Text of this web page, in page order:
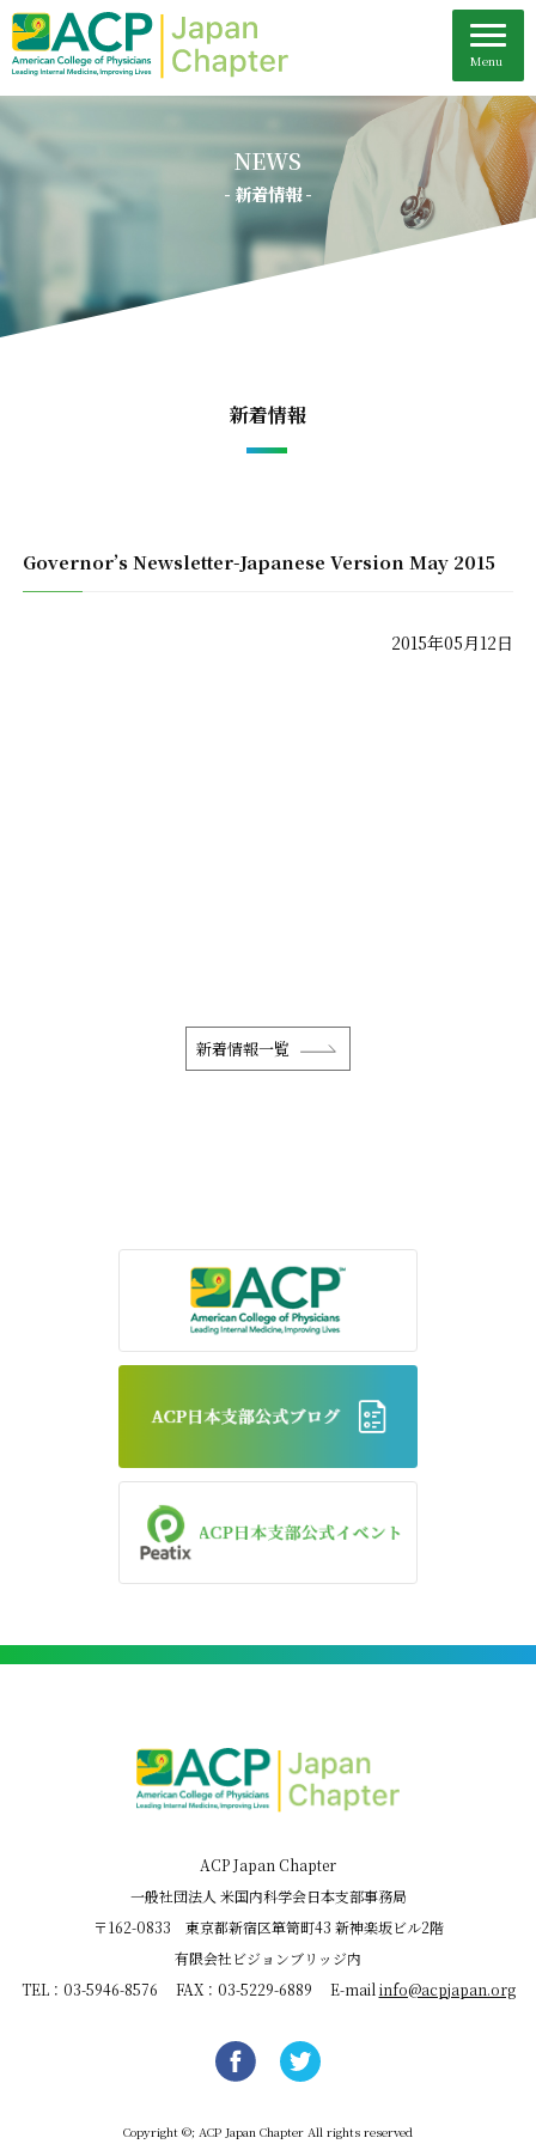
NEWS
- 新着情報 -
新着情報
Governor’s Newsletter-Japanese Version May 2015
2015年05月12日
新着情報一覧
ACP Japan Chapter
一般社団法人 米国内科学会日本支部事務局
〒162-0833 東京都新宿区箪笥町43 新神楽坂ビル2階
有限会社ビジョンブリッジ内
TEL：03-5946-8576 FAX：03-5229-6889 E-mail info@acpjapan.org
Copyright ©; ACP Japan Chapter All rights reserved